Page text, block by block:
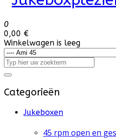
0
0,00 €
Winkelwagen is leeg
Categorieën
Jukeboxen
45 rpm open en